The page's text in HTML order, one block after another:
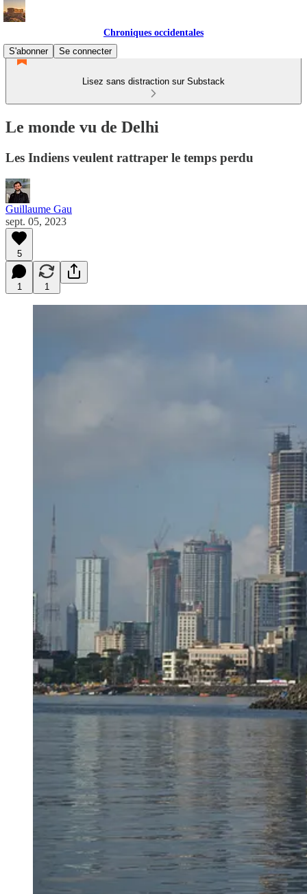
Chroniques occidentales
S'abonner
Se connecter
Lisez sans distraction sur Substack
Le monde vu de Delhi
Les Indiens veulent rattraper le temps perdu
Guillaume Gau
sept. 05, 2023
5
1 1